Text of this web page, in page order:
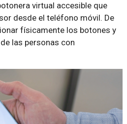
virtual accesible que
desde el teléfono móvil. De
físicamente los botones y
las personas con